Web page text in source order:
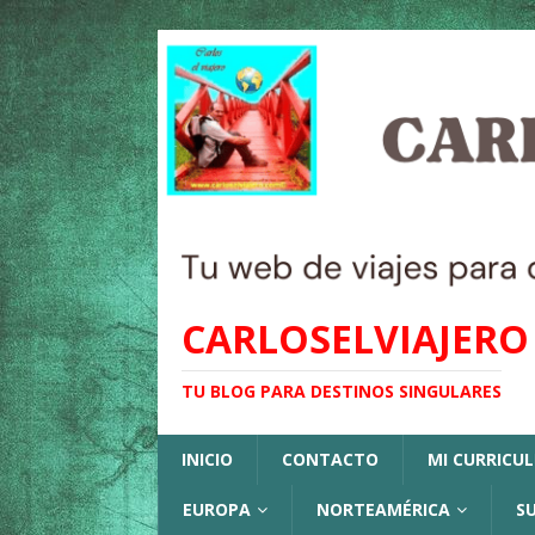
CARLOSELVIAJERO
TU BLOG PARA DESTINOS SINGULARES
INICIO CONTACTO MI
EUROPA NORTEAMÉRICA